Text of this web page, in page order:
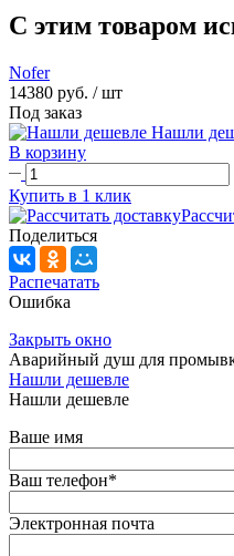
C этим товаром
Nofer
14380 руб. / шт
Под заказ
Нашли
В корзину
Купить в 1 клик
Поделиться
Распечатать
Ошибка
Закрыть окно
Аварийный душ для
Нашли дешевле
Нашли дешевле
Ваше имя
Ваш телефон*
Электронная почта